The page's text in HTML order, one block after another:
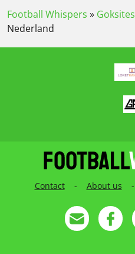
Football Whispers » Goksites
Nederland
Contact - About us -